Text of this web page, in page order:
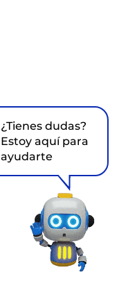
¿Tienes dudas?
Estoy aquí para
ayudarte